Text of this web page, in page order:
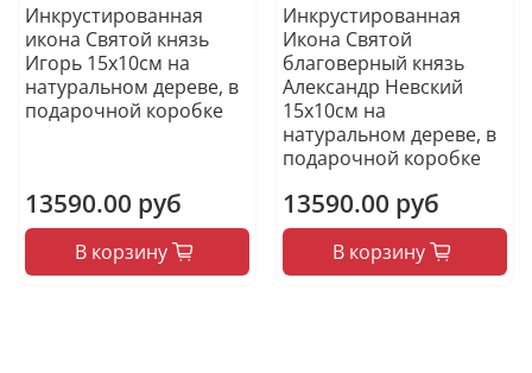
Инкрустированная
икона Святой князь
Игорь 15х10см на
натуральном дереве, в
подарочной коробке
13590.00 руб
В корзину
Инкрустированная
Икона Святой
благоверный князь
Александр Невский
15х10см на
натуральном дереве, в
подарочной коробке
13590.00 руб
В корзину